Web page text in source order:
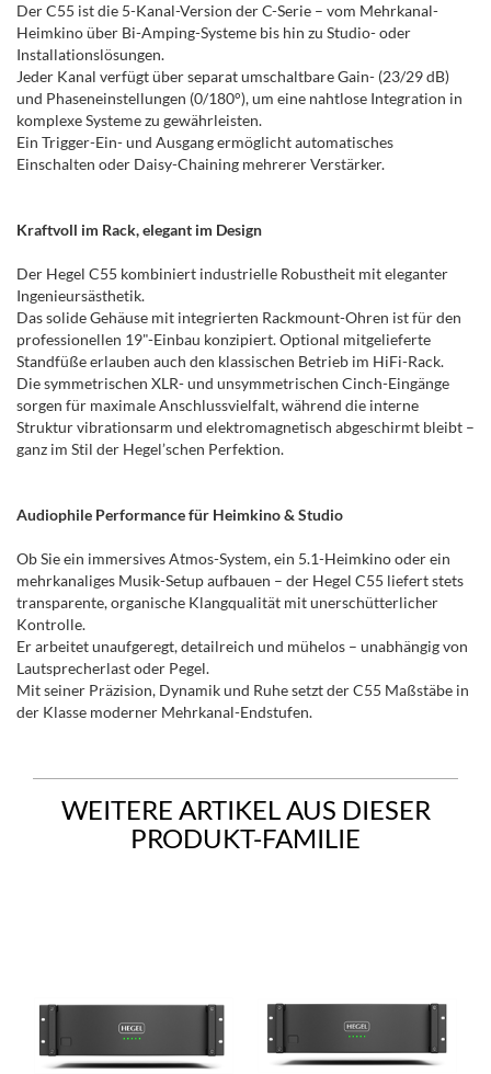
Der C55 ist die 5-Kanal-Version der C-Serie – vom Mehrkanal-
Heimkino über Bi-Amping-Systeme bis hin zu Studio- oder
Installationslösungen.
Jeder Kanal verfügt über separat umschaltbare Gain- (23/29 dB)
und Phaseneinstellungen (0/180°), um eine nahtlose Integration in
komplexe Systeme zu gewährleisten.
Ein Trigger-Ein- und Ausgang ermöglicht automatisches
Einschalten oder Daisy-Chaining mehrerer Verstärker.
Kraftvoll im Rack, elegant im Design
Der Hegel C55 kombiniert industrielle Robustheit mit eleganter
Ingenieursästhetik.
Das solide Gehäuse mit integrierten Rackmount-Ohren ist für den
professionellen 19"-Einbau konzipiert. Optional mitgelieferte
Standfüße erlauben auch den klassischen Betrieb im HiFi-Rack.
Die symmetrischen XLR- und unsymmetrischen Cinch-Eingänge
sorgen für maximale Anschlussvielfalt, während die interne
Struktur vibrationsarm und elektromagnetisch abgeschirmt bleibt –
ganz im Stil der Hegel’schen Perfektion.
Audiophile Performance für Heimkino & Studio
Ob Sie ein immersives Atmos-System, ein 5.1-Heimkino oder ein
mehrkanaliges Musik-Setup aufbauen – der Hegel C55 liefert stets
transparente, organische Klangqualität mit unerschütterlicher
Kontrolle.
Er arbeitet unaufgeregt, detailreich und mühelos – unabhängig von
Lautsprecherlast oder Pegel.
Mit seiner Präzision, Dynamik und Ruhe setzt der C55 Maßstäbe in
der Klasse moderner Mehrkanal-Endstufen.
WEITERE ARTIKEL AUS DIESER
PRODUKT-FAMILIE